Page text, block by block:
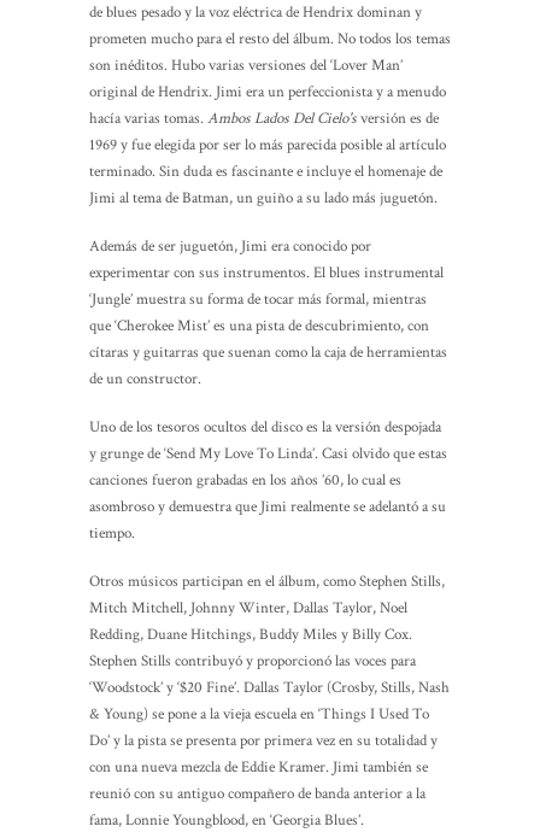
de blues pesado y la voz eléctrica de Hendrix dominan y
prometen mucho para el resto del álbum. No todos los temas
son inéditos. Hubo varias versiones del ‘Lover Man’
original de Hendrix. Jimi era un perfeccionista y a menudo
hacía varias tomas. Ambos Lados Del Cielo'sversión es de
1969 y fue elegida por ser lo más parecida posible al artículo
terminado. Sin duda es fascinante e incluye el homenaje de
Jimi al tema de Batman, un guiño a su lado más juguetón.
Además de ser juguetón, Jimi era conocido por
experimentar con sus instrumentos. El blues instrumental
‘Jungle’ muestra su forma de tocar más formal, mientras
que ‘Cherokee Mist’ es una pista de descubrimiento, con
cítaras y guitarras que suenan como la caja de herramientas
de un constructor.
Uno de los tesoros ocultos del disco es la versión despojada
y grunge de ‘Send My Love To Linda’. Casi olvido que estas
canciones fueron grabadas en los años ’60, lo cual es
asombroso y demuestra que Jimi realmente se adelantó a su
tiempo.
Otros músicos participan en el álbum, como Stephen Stills,
Mitch Mitchell, Johnny Winter, Dallas Taylor, Noel
Redding, Duane Hitchings, Buddy Miles y Billy Cox.
Stephen Stills contribuyó y proporcionó las voces para
‘Woodstock’ y ‘$20 Fine’. Dallas Taylor (Crosby, Stills, Nash
& Young) se pone a la vieja escuela en ‘Things I Used To
Do’ y la pista se presenta por primera vez en su totalidad y
con una nueva mezcla de Eddie Kramer. Jimi también se
reunió con su antiguo compañero de banda anterior a la
fama, Lonnie Youngblood, en ‘Georgia Blues’.